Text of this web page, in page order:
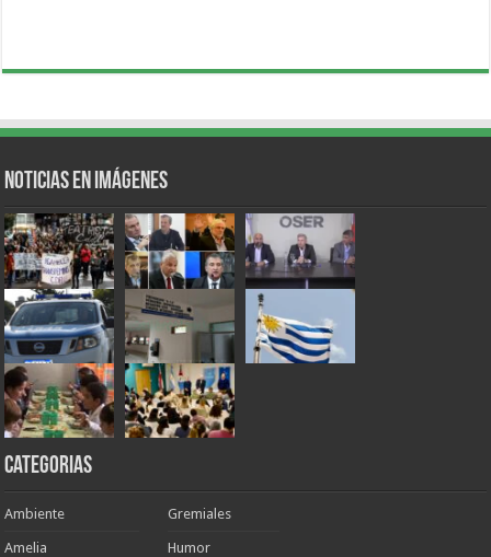
Noticias en Imágenes
Categorias
Ambiente
Amelia
Gremiales
Humor